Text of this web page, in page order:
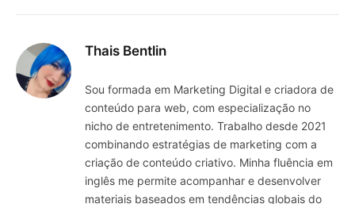
Thais Bentlin
Sou formada em Marketing Digital e criadora de
conteúdo para web, com especialização no
nicho de entretenimento. Trabalho desde 2021
combinando estratégias de marketing com a
criação de conteúdo criativo. Minha fluência em
inglês me permite acompanhar e desenvolver
materiais baseados em tendências globais do